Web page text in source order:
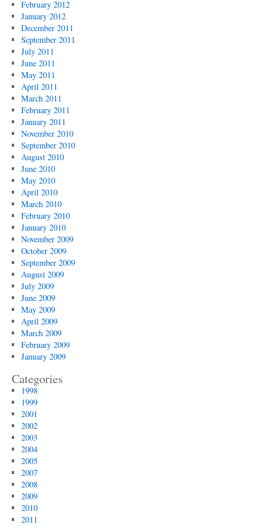
February 2012
January 2012
December 2011
September 2011
July 2011
June 2011
May 2011
April 2011
March 2011
February 2011
January 2011
November 2010
September 2010
August 2010
June 2010
May 2010
April 2010
March 2010
February 2010
January 2010
November 2009
October 2009
September 2009
August 2009
July 2009
June 2009
May 2009
April 2009
March 2009
February 2009
January 2009
Categories
1998
1999
2001
2002
2003
2004
2005
2007
2008
2009
2010
2011